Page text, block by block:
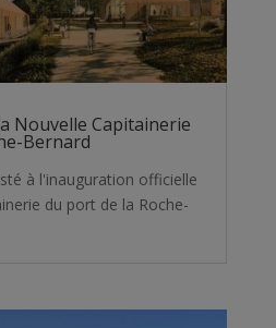
Nouvelle Capitainerie
Bernard
à l'inauguration officielle
du port de la Roche-